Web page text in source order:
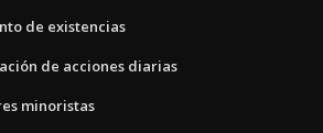
de existencias
de acciones diarias
minoristas